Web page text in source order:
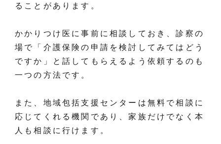
ることがあります。
かかりつけ医に事前に相談しておき、診察の
場で「介護保険の申請を検討してみてはどう
ですか」と話してもらえるよう依頼するのも
一つの方法です。
また、地域包括支援センターは無料で相談に
応じてくれる機関であり、家族だけでなく本
人も相談に行けます。